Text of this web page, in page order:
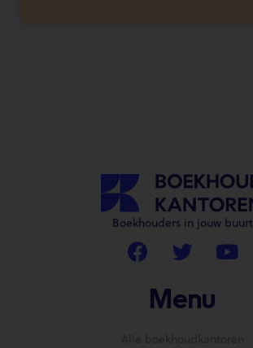
Boekhouders in jouw buurt
Menu
Alle boekhoudkantoren